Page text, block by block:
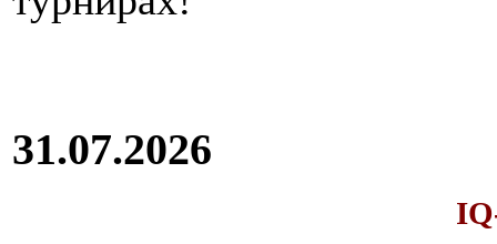
31.07.2026